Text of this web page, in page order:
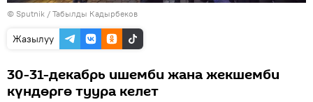
© Sputnik / Табылды Кадырбеков
Жазылуу
30-31-декабрь ишемби жана жекшемби
күндөргө туура келет